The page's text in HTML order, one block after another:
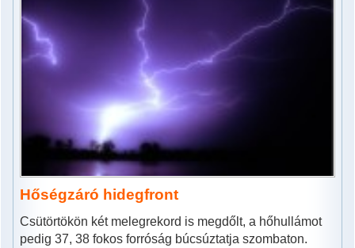
Hőségzáró hidegfront
Csütörtökön két melegrekord is megdőlt, a hőhullámot
pedig 37, 38 fokos forróság búcsúztatja szombaton.